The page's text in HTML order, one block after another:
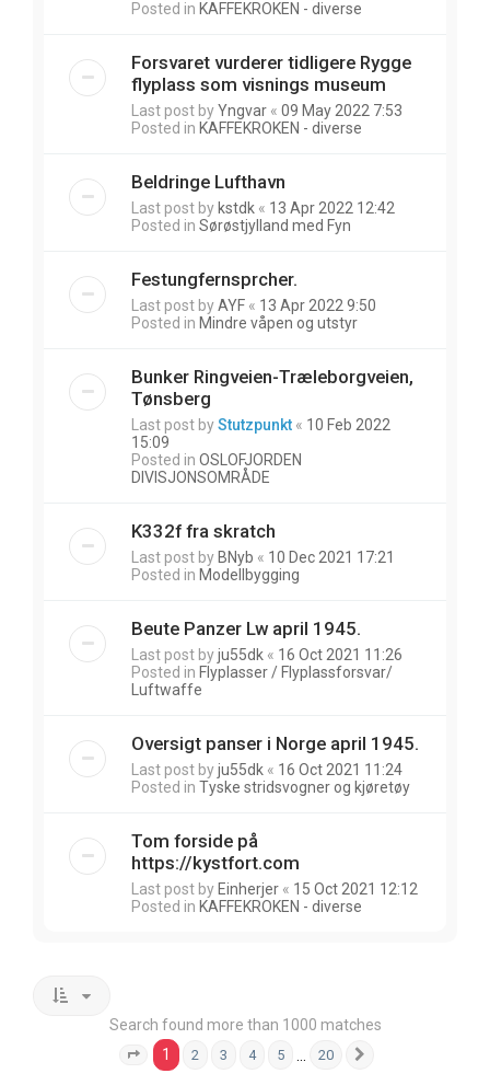
Posted in KAFFEKROKEN - diverse
Forsvaret vurderer tidligere Rygge
flyplass som visnings museum
Last post byYngvar « 09 May 2022 7:53
Posted in KAFFEKROKEN - diverse
Beldringe Lufthavn
Last post by kstdk « 13 Apr 2022 12:42
Posted in Sørøstjylland med Fyn
Festungfernsprcher.
Last post byAYF « 13 Apr 2022 9:50
Posted in Mindre våpen og utstyr
Bunker Ringveien-Træleborgveien,
Tønsberg
Last post byStutzpunkt « 10 Feb 2022
15:09
Posted in OSLOFJORDEN
DIVISJONSOMRÅDE
K332f fra skratch
Last post by BNyb « 10 Dec 2021 17:21
Posted in Modellbygging
Beute Panzer Lw april 1945.
Last post byju55dk « 16 Oct 2021 11:26
Posted in Flyplasser / Flyplassforsvar/
Luftwaffe
Oversigt panser i Norge april 1945.
Last post byju55dk « 16 Oct 2021 11:24
Posted in Tyske stridsvogner og kjøretøy
Tom forside på
https://kystfort.com
Last post by Einherjer « 15 Oct 2021 12:12
Posted in KAFFEKROKEN - diverse
Search found more than 1000 matches
Page 1 of 20
1 2 3 4 5 20